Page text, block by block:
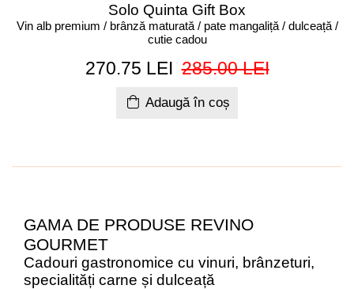
Solo Quinta Gift Box
Vin alb premium / brânză maturată / pate mangaliță / dulceață /
cutie cadou
270.75 LEI 285.00 LEI
Adaugă în coș
GAMA DE PRODUSE REVINO
GOURMET
Cadouri gastronomice cu vinuri, brânzeturi,
specialități carne și dulceață